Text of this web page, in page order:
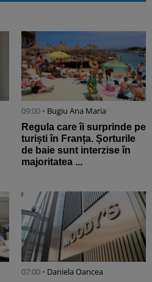
09:00 • Bugiu ⁠Ana Maria
Regula care îi surprinde pe
turiști în Franța. Șorturile
de baie sunt interzise în
majoritatea ...
07:00 • Daniela Oancea